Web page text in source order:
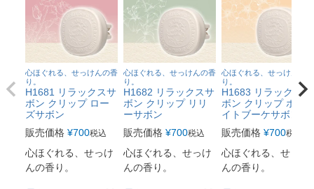
心ほぐれる、せっけんの香
り。
H1681 リラックスサ
ボン クリップ ロー
ズサボン
販売価格 ¥700税込
心ほぐれる、せっけ
んの香り。
心ほぐれる、せっけんの香
り。
H1682 リラックスサ
ボン クリップ リリ
ーサボン
販売価格 ¥700税込
心ほぐれる、せっけ
んの香り。
心ほぐれる、せっけんの香
り。
H1683 リラックスサ
ボン クリップ ホワ
イトブーケサボン
販売価格 ¥700税込
心ほぐれる、せっけ
んの香り。